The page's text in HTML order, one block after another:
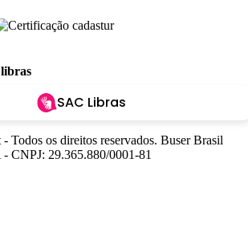
SAC Libras
Todos os direitos reservados. Buser Brasil
CNPJ: 29.365.880/0001-81